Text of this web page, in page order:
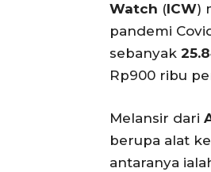
Watch (ICW)
pandemi
sebanyak
Rp900 ribu
Melansir dari
berupa alat
antaranya